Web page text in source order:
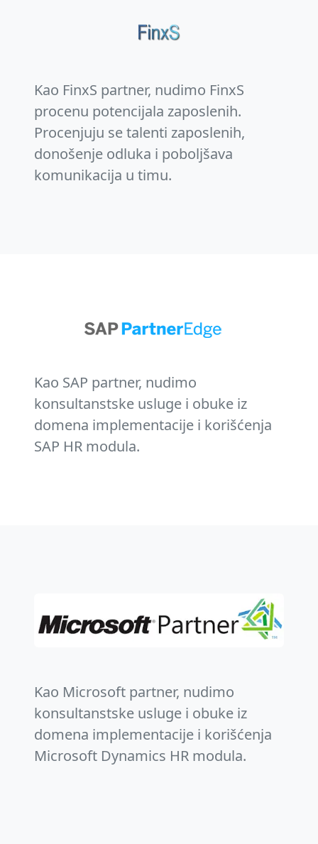
Kao FinxS partner, nudimo FinxS
procenu potencijala zaposlenih.
Procenjuju se talenti zaposlenih,
donošenje odluka i poboljšava
komunikacija u timu.
Kao SAP partner, nudimo
konsultanstske usluge i obuke iz
domena implementacije i korišćenja
SAP HR modula.
Kao Microsoft partner, nudimo
konsultanstske usluge i obuke iz
domena implementacije i korišćenja
Microsoft Dynamics HR modula.